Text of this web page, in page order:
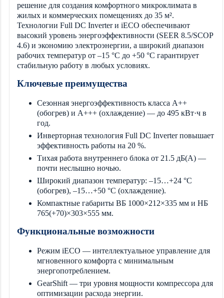
решение для создания комфортного микроклимата в
жилых и коммерческих помещениях до 35 м².
Технологии Full DC Inverter и iECO обеспечивают
высокий уровень энергоэффективности (SEER 8.5/SCOP
4.6) и экономию электроэнергии, а широкий диапазон
рабочих температур от –15 °C до +50 °C гарантирует
стабильную работу в любых условиях.
Ключевые преимущества
Сезонная энергоэффективность класса A++
(обогрев) и A+++ (охлаждение) — до 495 кВт·ч в
год.
Инверторная технология Full DC Inverter повышает
эффективность работы на 20 %.
Тихая работа внутреннего блока от 21.5 дБ(А) —
почти неслышно ночью.
Широкий диапазон температур: –15…+24 °C
(обогрев), –15…+50 °C (охлаждение).
Компактные габариты ВБ 1000×212×335 мм и НБ
765(+70)×303×555 мм.
Функциональные возможности
Режим iECO — интеллектуальное управление для
мгновенного комфорта с минимальным
энергопотреблением.
GearShift — три уровня мощности компрессора для
оптимизации расхода энергии.